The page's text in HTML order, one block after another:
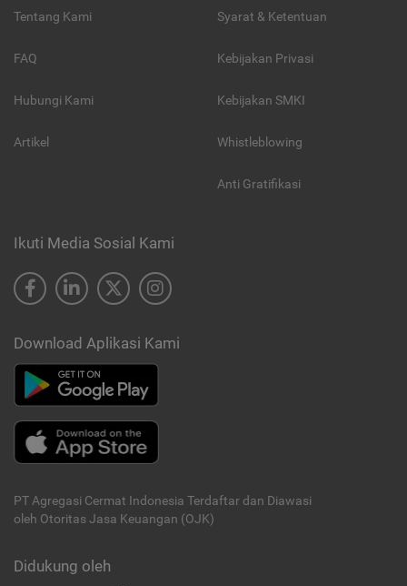
Tentang Kami
FAQ
Hubungi Kami
Artikel
Syarat & Ketentuan
Kebijakan Privasi
Kebijakan SMKI
Whistleblowing
Anti Gratifikasi
Ikuti Media Sosial Kami
Download Aplikasi Kami
PT Agregasi Cermat Indonesia Terdaftar dan Diawasi
oleh Otoritas Jasa Keuangan (OJK)
Didukung oleh